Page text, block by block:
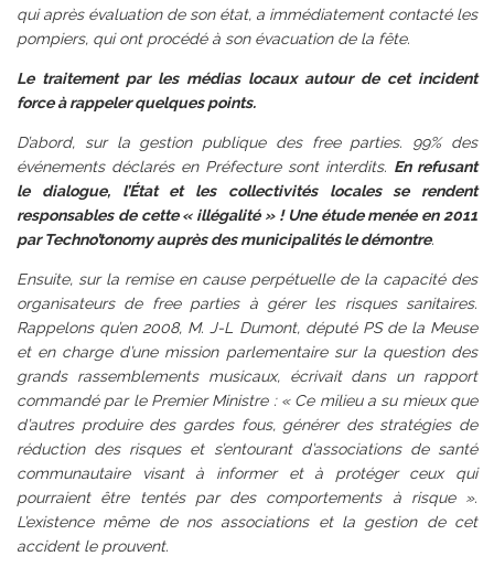
qui après évaluation de son état, a immédiatement contacté les
pompiers, qui ont procédé à son évacuation de la fête.
Le traitement par les médias locaux autour de cet incident
force à rappeler quelques points.
D’abord, sur la gestion publique des free parties. 99% des
événements déclarés en Préfecture sont interdits. En refusant
le dialogue, l’État et les collectivités locales se rendent
responsables de cette « illégalité » ! Une étude menée en 2011
par Techno’tonomy auprès des municipalités le démontre.
Ensuite, sur la remise en cause perpétuelle de la capacité des
organisateurs de free parties à gérer les risques sanitaires.
Rappelons qu’en 2008, M. J-L Dumont, député PS de la Meuse
et en charge d’une mission parlementaire sur la question des
grands rassemblements musicaux, écrivait dans un rapport
commandé par le Premier Ministre : « Ce milieu a su mieux que
d’autres produire des gardes fous, générer des stratégies de
réduction des risques et s’entourant d’associations de santé
communautaire visant à informer et à protéger ceux qui
pourraient être tentés par des comportements à risque ».
L’existence même de nos associations et la gestion de cet
accident le prouvent.